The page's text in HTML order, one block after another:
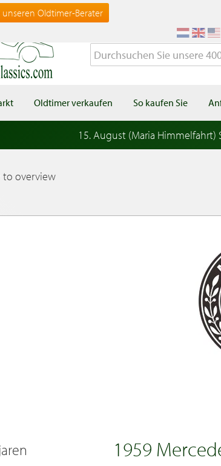
unseren Oldtimer-Berater
Oldtimer verkaufen So kaufen Sie
15. August (Maria Himmelfahrt)
to overview
1959